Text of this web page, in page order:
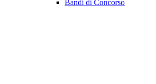
Bandi di Concorso